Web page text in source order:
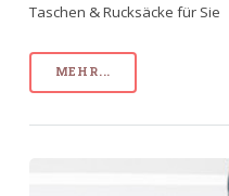
Taschen & Rucksäcke für Sie
MEHR...